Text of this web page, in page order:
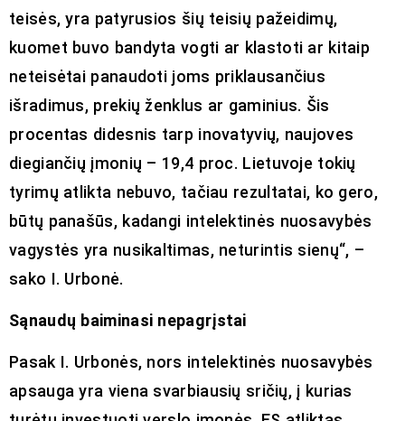
teisės, yra patyrusios šių teisių pažeidimų,
kuomet buvo bandyta vogti ar klastoti ar kitaip
neteisėtai panaudoti joms priklausančius
išradimus, prekių ženklus ar gaminius. Šis
procentas didesnis tarp inovatyvių, naujoves
diegiančių įmonių – 19,4 proc. Lietuvoje tokių
tyrimų atlikta nebuvo, tačiau rezultatai, ko gero,
būtų panašūs, kadangi intelektinės nuosavybės
vagystės yra nusikaltimas, neturintis sienų“, –
sako I. Urbonė.
Sąnaudų baiminasi nepagrįstai
Pasak I. Urbonės, nors intelektinės nuosavybės
apsauga yra viena svarbiausių sričių, į kurias